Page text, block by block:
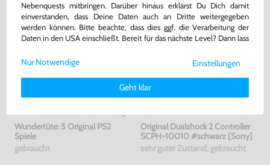
Wundertüte: 5 Original PS2
Spiele
gebraucht
Original Dualshock 2 Controller
SCPH-10010 #schwarz [Sony]
sehr guter Zustand, gebraucht
Nebenquests mitbringen. Darüber hinaus erklärst Du Dich damit
einverstanden, dass Deine Daten auch an Dritte weitergegeben
werden können. Bitte beachte, dass dies ggf. die Verarbeitung der
Daten in den USA einschließt. Bereit für das nächste Level? Dann lass
Weitere Informationen zu den von uns verwendeten Cookies und
Deinen Rechten als Nutzer findest Du in unsererDaten­schutz­
Impressum.
Einstellungen
Geht klar
Nur Notwendige